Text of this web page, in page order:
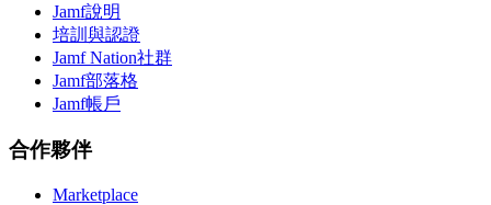
Jamf說明
培訓與認證
Jamf Nation社群
Jamf部落格
Jamf帳戶
合作夥伴
Marketplace